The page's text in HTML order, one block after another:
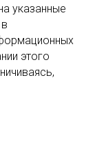
указанные
этого